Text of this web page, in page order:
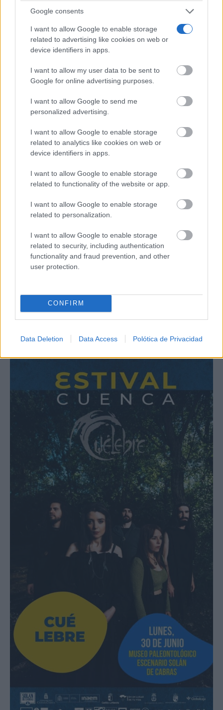
Google consents
I want to allow Google to enable storage
related to advertising like cookies on web or
device identifiers in apps.
I want to allow my user data to be sent to
Google for online advertising purposes.
I want to allow Google to send me
personalized advertising.
I want to allow Google to enable storage
related to analytics like cookies on web or
device identifiers in apps.
I want to allow Google to enable storage
related to functionality of the website or app.
I want to allow Google to enable storage
related to personalization.
I want to allow Google to enable storage
related to security, including authentication
functionality and fraud prevention, and other
user protection.
CONFIRM
Data Deletion Data Access Polótica de Privacidad